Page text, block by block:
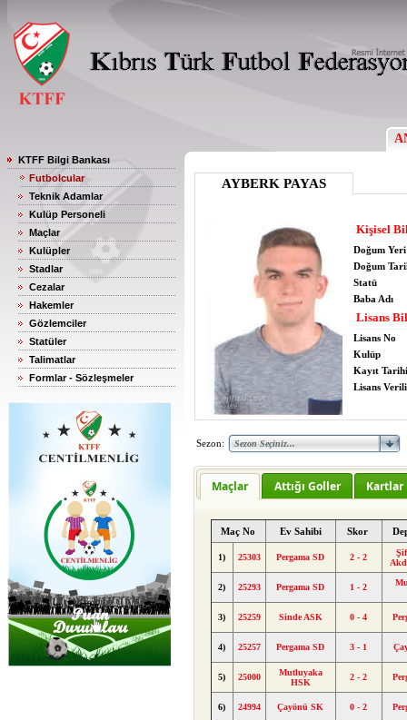
KTFF Bilgi Bankası
Futbolcular
Teknik Adamlar
Kulüp Personeli
Maçlar
Kulüpler
Stadlar
Cezalar
Hakemler
Gözlemciler
Statüler
Talimatlar
Formlar - Sözleşmeler
AYBERK PAYAS
Kişisel
Doğum Yeri
Doğum
Statü
Baba Adı
Lisans
Lisans No
Kulüp
Kayıt Tarihi
Lisans
Sezon:
Maçlar Attığı Goller Kartlar
Maç No Ev Sahibi Skor
1) 25303 Pergama SD 2 - 2
2) 25293 Pergama SD 1 - 2
3) 25259 Sinde ASK 0 - 4
4) 25257 Pergama SD 3 - 1
5) 25000
Mutluyaka
HSK
2 - 2
6) 24994 Çayönü SK 0 - 2